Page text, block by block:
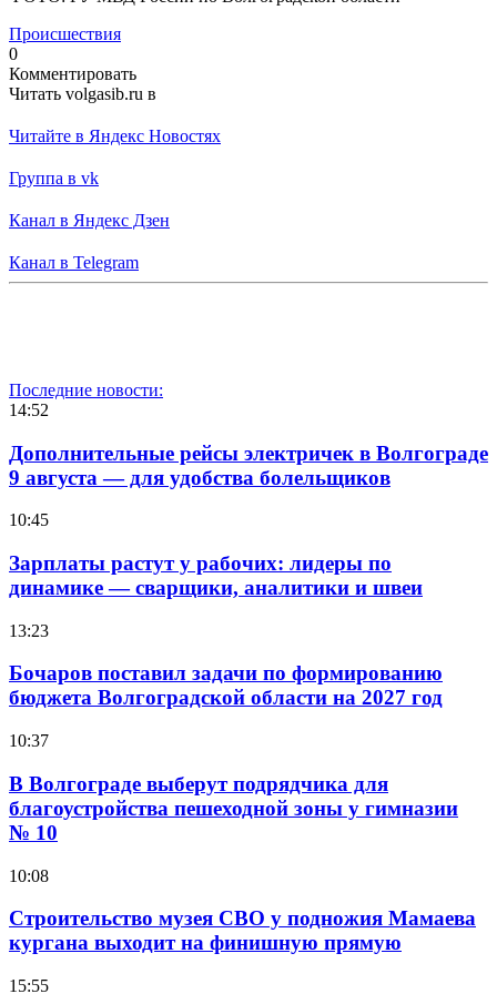
Происшествия
0
Комментировать
Читать volgasib.ru в
Читайте в Яндекс Новостях
Группа в vk
Канал в Яндекс Дзен
Канал в Telegram
Последние новости:
14:52
Дополнительные рейсы электричек в Волгограде
9 августа — для удобства болельщиков
10:45
Зарплаты растут у рабочих: лидеры по
динамике — сварщики, аналитики и швеи
13:23
Бочаров поставил задачи по формированию
бюджета Волгоградской области на 2027 год
10:37
В Волгограде выберут подрядчика для
благоустройства пешеходной зоны у гимназии
№ 10
10:08
Строительство музея СВО у подножия Мамаева
кургана выходит на финишную прямую
15:55